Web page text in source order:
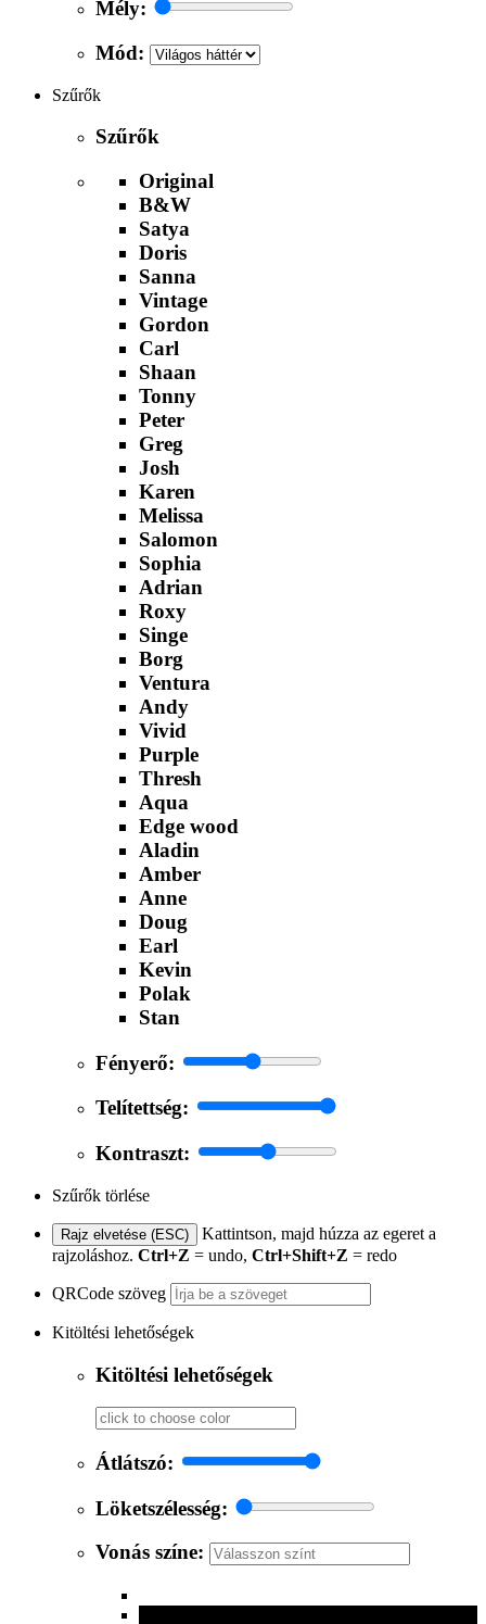
Mély:
Mód:
Szűrők
Szűrők
Original
B&W
Satya
Doris
Sanna
Vintage
Gordon
Carl
Shaan
Tonny
Peter
Greg
Josh
Karen
Melissa
Salomon
Sophia
Adrian
Roxy
Singe
Borg
Ventura
Andy
Vivid
Purple
Thresh
Aqua
Edge wood
Aladin
Amber
Anne
Doug
Earl
Kevin
Polak
Stan
Fényerő:
Telítettség:
Kontraszt:
Szűrők törlése
Rajz elvetése (ESC)
Kattintson, majd húzza az egeret a
rajzoláshoz. Ctrl+Z = undo, Ctrl+Shift+Z = redo
QRCode szöveg
Kitöltési lehetőségek
Kitöltési lehetőségek
Átlátszó:
Löketszélesség:
Vonás színe: